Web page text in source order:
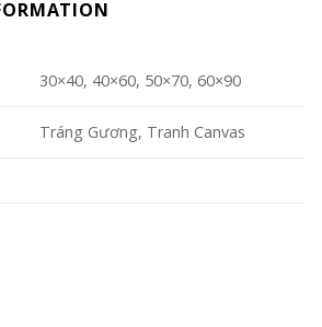
30×40, 40×60, 50×70, 60×90
Tráng Gương, Tranh Canvas